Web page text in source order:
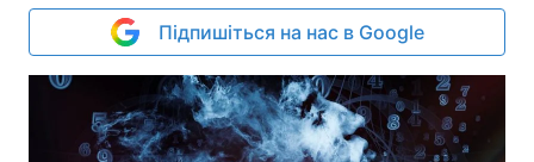
Підпишіться на нас в Google